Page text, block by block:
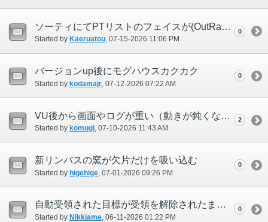
ソーティにてPTリストのフェイスが(OutRakaz_U2)と表記された
Started by Kaeruatou‎, 07-15-2026 11:06 PM
0
バージョンup後にモグハウスカクカク
Started by kodamajr ‎, 07-12-2026 07:22 AM
0
VU後から画面やログが重い（動きが鈍くなる）
Started by komugi‎, 07-10-2026 11:43 AM
2
新リンバスの窯が欠片だけを吸い込む
Started by higehige ‎, 07-01-2026 09:26 PM
0
自動受領された目標が受領を解除されたままになる
Started by Nikkiame‎, 06-11-2026 01:22 PM
0